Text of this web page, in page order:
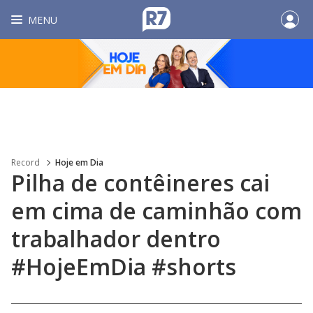
MENU
Record Hoje em Dia
Pilha de contêineres cai
em cima de caminhão com
trabalhador dentro
#HojeEmDia #shorts